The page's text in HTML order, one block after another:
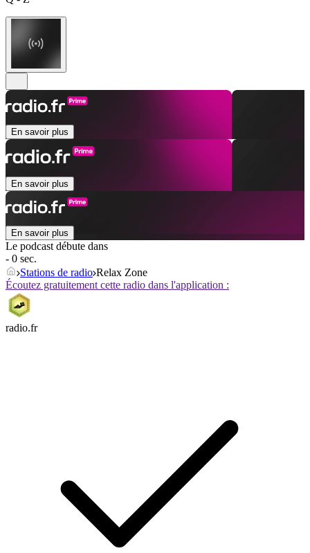
En savoir plus
En savoir plus
En savoir plus
Le podcast débute dans
- 0 sec.
Stations de radio Relax Zone
Écoutez gratuitement cette radio dans l'application :
radio.fr